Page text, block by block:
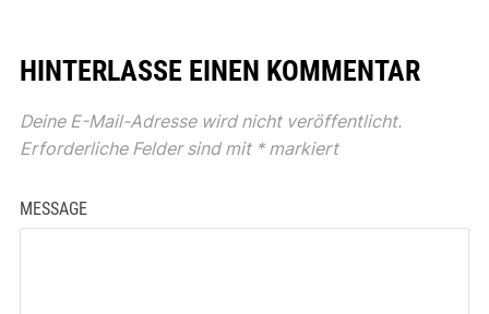
HINTERLASSE EINEN KOMMENTAR
Deine E-Mail-Adresse wird nicht veröffentlicht.
Erforderliche Felder sind mit *markiert
MESSAGE